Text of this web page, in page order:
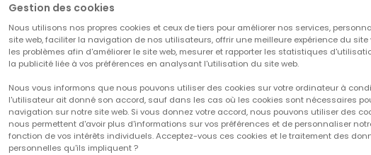
Gestion des cookies
Nous utilisons nos propres cookies et ceux de tiers pour améliorer nos services,
site web, faciliter la navigation de nos utilisateurs, offrir une meilleure expérience du site
les problèmes afin d'améliorer le site web, mesurer et rapporter les statistiques
la publicité liée à vos préférences en analysant l'utilisation du site web.
Nous vous informons que nous pouvons utiliser des cookies sur votre ordinateur à
l'utilisateur ait donné son accord, sauf dans les cas où les cookies sont nécessaires
navigation sur notre site web. Si vous donnez votre accord, nous pouvons utiliser des
nous permettent d'avoir plus d'informations sur vos préférences et de personnaliser
fonction de vos intérêts individuels. Acceptez-vous ces cookies et le traitement des
personnelles qu'ils impliquent ?